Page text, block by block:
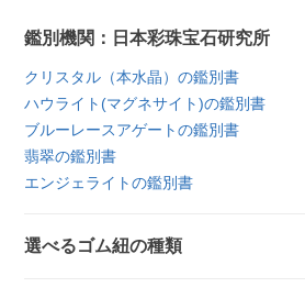
鑑別機関：日本彩珠宝石研究所
クリスタル（本水晶）の鑑別書
ハウライト(マグネサイト)の鑑別書
ブルーレースアゲートの鑑別書
翡翠の鑑別書
エンジェライトの鑑別書
選べるゴム紐の種類